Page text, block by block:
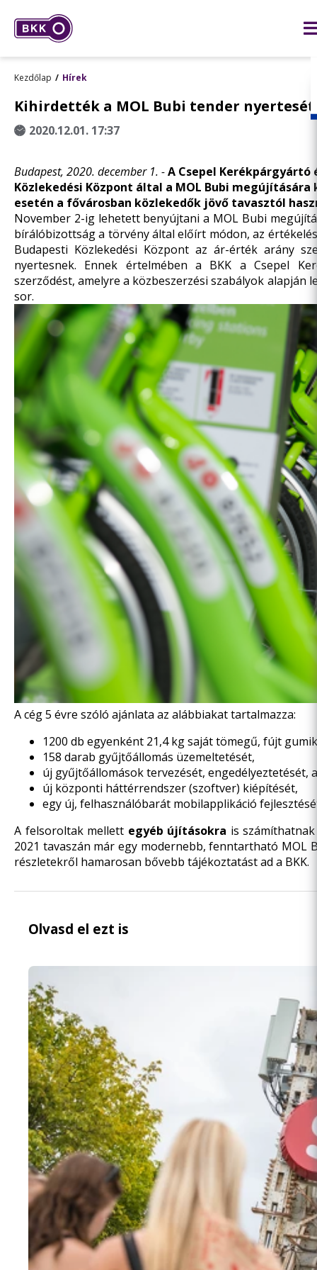
Kezdőlap Hírek
Kihirdették a MOL Bubi tender nyertesét
2020.12.01. 17:37
Budapest, 2020. december 1. -A Csepel Kerékpárgyártó
Közlekedési Központ által a MOL Bubi
esetén a fővárosban közlekedők jövő tavasztól
November 2-ig lehetett benyújtani a MOL Bubi
bírálóbizottság a törvény által előírt módon, az
Budapesti Közlekedési Központ az ár-érték arány
nyertesnek. Ennek értelmében a BKK a Csepel
szerződést, amelyre a közbeszerzési szabályok alapján
sor.
A cég 5 évre szóló ajánlata az alábbiakat tartalmazza:
1200 db egyenként 21,4 kg saját tömegű, fújt
158 darab gyűjtőállomás üzemeltetését,
új gyűjtőállomások tervezését, engedélyeztetését,
új központi háttérrendszer (szoftver) kiépítését,
egy új, felhasználóbarát mobilapplikáció
A felsoroltak mellett egyéb újításokra is
2021 tavaszán már egy modernebb, fenntartható MOL
részletekről hamarosan bővebb tájékoztatást ad a BKK.
Olvasd el ezt is